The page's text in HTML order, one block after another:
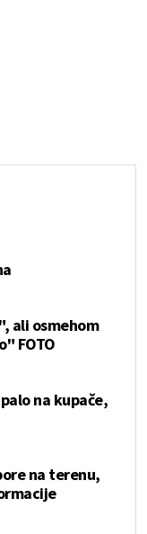
ali osmehom
FOTO
na kupače,
na terenu,